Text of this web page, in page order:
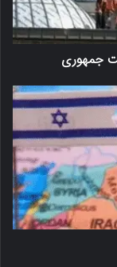
جمهوری